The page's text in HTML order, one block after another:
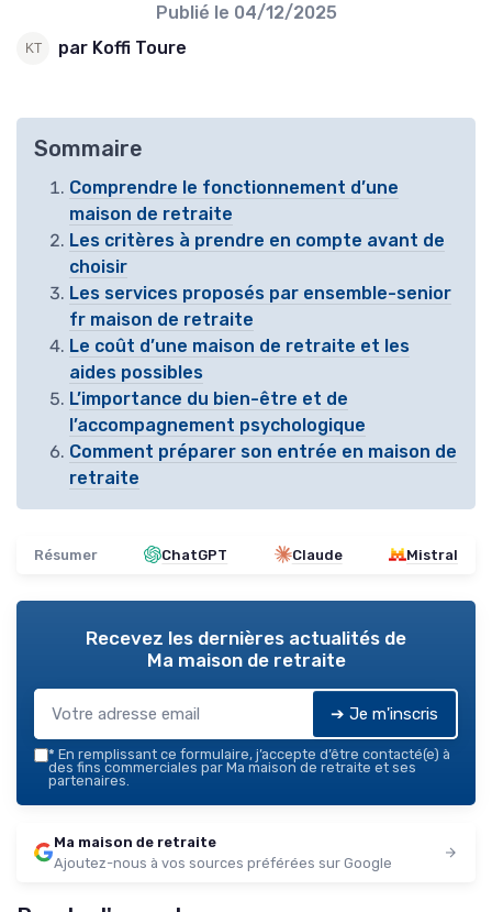
Publié le 04/12/2025
par Koffi Toure
Sommaire
Comprendre le fonctionnement d’une
maison de retraite
Les critères à prendre en compte avant de
choisir
Les services proposés par ensemble-senior
fr maison de retraite
Le coût d’une maison de retraite et les
aides possibles
L’importance du bien-être et de
l’accompagnement psychologique
Comment préparer son entrée en maison de
retraite
Résumer ChatGPT Claude Mistral
Recevez les dernières actualités de
Ma maison de retraite
➔ Je m'inscris
* En remplissant ce formulaire, j’accepte d’être contacté(e) à
des fins commerciales par Ma maison de retraite et ses
partenaires.
Ma maison de retraite
Ajoutez-nous à vos sources préférées sur Google